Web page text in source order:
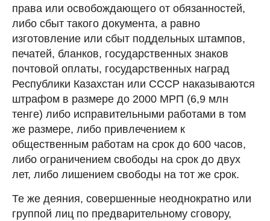
права или освобождающего от обязанностей,
либо сбыт такого документа, а равно
изготовление или сбыт поддельных штампов,
печатей, бланков, государственных знаков
почтовой оплаты, государственных наград
Республики Казахстан или СССР наказываются
штрафом в размере до 2000 МРП (6,9 млн
тенге) либо исправительными работами в том
же размере, либо привлечением к
общественным работам на срок до 600 часов,
либо ограничением свободы на срок до двух
лет, либо лишением свободы на тот же срок.
Те же деяния, совершенные неоднократно или
группой лиц по предварительному сговору,